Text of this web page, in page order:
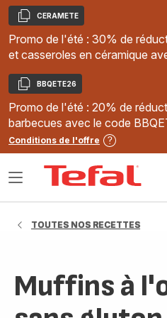
Copier
CERAMETE
Promo de l'été : 30% de
et casseroles en céramique
Copier
BBQETE26
Promo de l'été : 20% de
barbecues avec le code
Conditions de l'offre
Ouvrir
TOUTES NOS RECETTES
Muffins à